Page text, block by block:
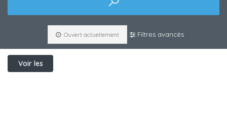
Ouvert actuellement Filtres avancés
Voir les